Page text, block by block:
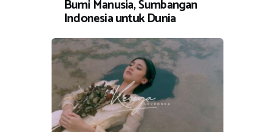
Bumi Manusia, Sumbangan
Indonesia untuk Dunia